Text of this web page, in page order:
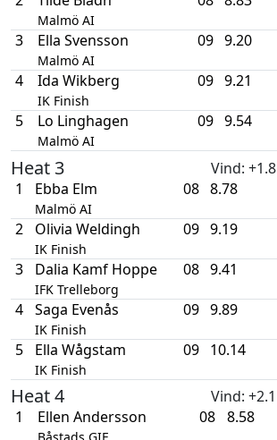
Malmö AI
3 Ella Svensson
Malmö AI
09 9.20
4 Ida Wikberg
IK Finish
09 9.21
5 Lo Linghagen
Malmö AI
09 9.54
Heat 3 Vind: +1.8
1
Ebba Elm
Malmö AI
08 8.78
2 Olivia Weldingh
IK Finish
09 9.19
3 Dalia Kamf Hoppe
IFK Trelleborg
08 9.41
4 Saga Evenås
IK Finish
09 9.89
5 Ella Wågstam
IK Finish
09 10.14
Heat 4 Vind: +2.1
1
Ellen Andersson 08 8.58